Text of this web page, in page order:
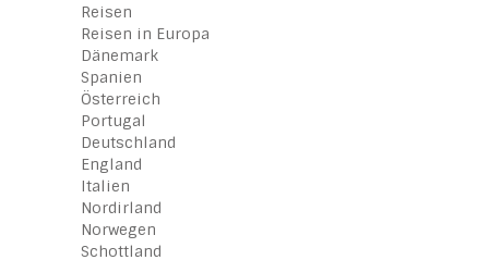
Reisen
Reisen in Europa
Dänemark
Spanien
Österreich
Portugal
Deutschland
England
Italien
Nordirland
Norwegen
Schottland